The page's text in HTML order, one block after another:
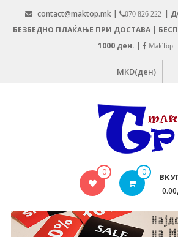
content
contact@maktop.mk | 070 826 222 |
БЕЗБЕДНО ПЛАЌАЊЕ ПРИ ДОСТАВА |
1000 ден. | MakTop
MKD(ден)
MAKTOP.MK
0 0